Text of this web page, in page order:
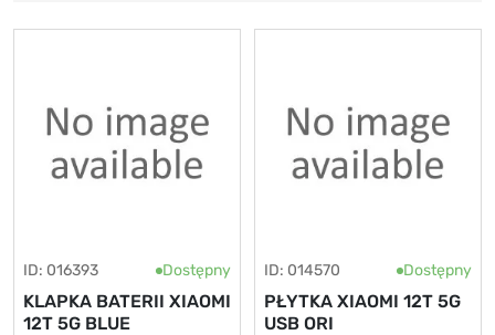
ID: 016393 Dostępny
KLAPKA BATERII XIAOMI
12T 5G BLUE
ID: 014570 Dostępny
PŁYTKA XIAOMI 12T 5G
USB ORI